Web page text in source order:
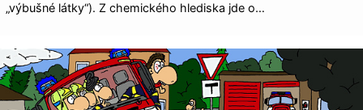
„výbušné látky“). Z chemického hlediska jde o…